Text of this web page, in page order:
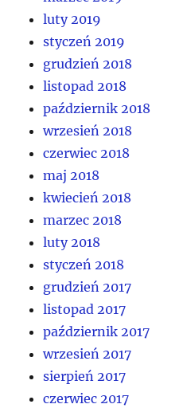
luty 2019
styczeń 2019
grudzień 2018
listopad 2018
październik 2018
wrzesień 2018
czerwiec 2018
maj 2018
kwiecień 2018
marzec 2018
luty 2018
styczeń 2018
grudzień 2017
listopad 2017
październik 2017
wrzesień 2017
sierpień 2017
czerwiec 2017